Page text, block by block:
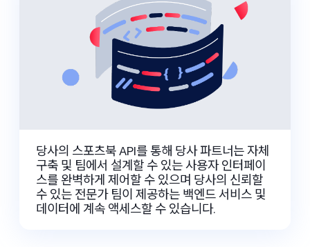
당사의 스포츠북 API를 통해 당사 파트너는 자체
구축 및 팀에서 설계할 수 있는 사용자 인터페이
스를 완벽하게 제어할 수 있으며 당사의 신뢰할
수 있는 전문가 팀이 제공하는 백엔드 서비스 및
데이터에 계속 액세스할 수 있습니다.